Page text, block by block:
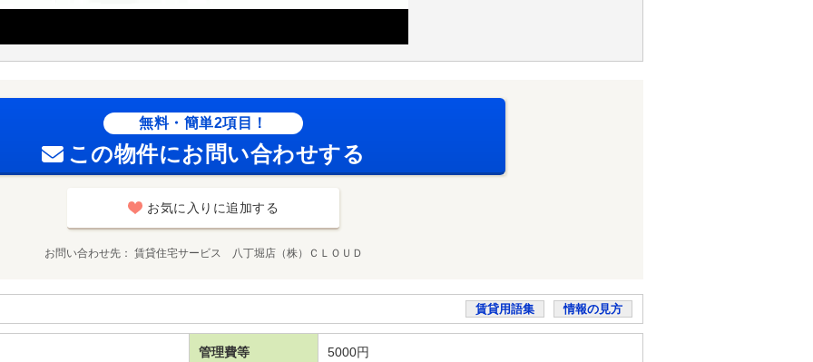
無料・簡単2項目！
この物件にお問い合わせする
お気に入りに追加する
お問い合わせ先 賃貸住宅サービス 八丁堀店（株）ＣＬＯＵＤ
賃貸用語集 情報の見方
管理費等 5000円